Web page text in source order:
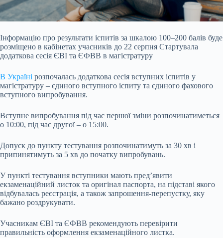
Інформацію про результати іспитів за шкалою 100–200 балів буде
розміщено в кабінетах учасників до 22 серпня Стартувала
додаткова сесія ЄВІ та ЄФВВ в магістратуру
В Україні розпочалась додаткова сесія вступних іспитів у
магістратуру – єдиного вступного іспиту та єдиного фахового
вступного випробування.
Вступне випробування під час першої зміни розпочинатиметься
о 10:00, під час другої – о 15:00.
Допуск до пункту тестування розпочинатимуть за 30 хв і
припинятимуть за 5 хв до початку випробувань.
У пункті тестування вступники мають пред’явити
екзаменаційний листок та оригінал паспорта, на підставі якого
відбувалась реєстрація, а також запрошення-перепустку, яку
бажано роздрукувати.
Учасникам ЄВІ та ЄФВВ рекомендують перевірити
правильність оформлення екзаменаційного листка.